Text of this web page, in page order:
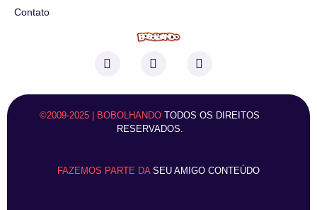
Contato
©2009-2025 | BOBOLHANDO TODOS OS DIREITOS
RESERVADOS.
FAZEMOS PARTE DA SEU AMIGO CONTEÚDO